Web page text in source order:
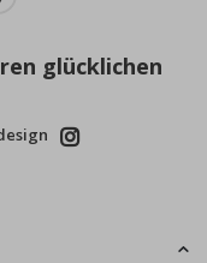
glücklichen